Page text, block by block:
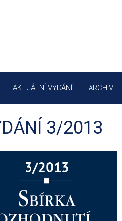
AKTUÁLNÍ VYDÁNÍ ARCHIV
3/2013